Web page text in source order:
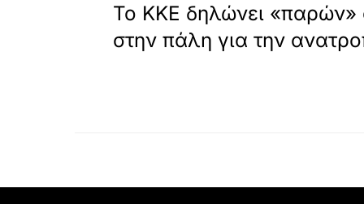
Το ΚΚΕ δηλώνει «παρών»
στην πάλη για την